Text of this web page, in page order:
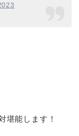
堪能します！